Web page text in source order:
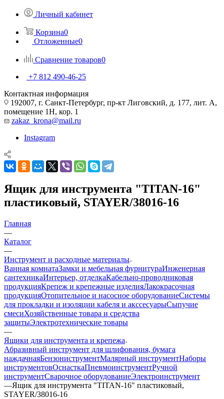
Личный кабинет
Корзина0
Отложенные0
Сравнение товаров0
+7 812 490-46-25
Контактная информация
192007, г. Санкт-Петербург, пр-кт Лиговский, д. 177, лит. А,
помещение 1Н, кор. 1
zakaz_krona@mail.ru
Instagram
Ящик для инструмента "TITAN-16"
пластиковый, STAYER/38016-16
Главная
—
Каталог
—
Инструмент и расходные материалы
Ванная комнатаЗамки и мебельная фурнитураИнженерная
сантехникаИнтерьер, отделкаКабельно-проводниковая
продукцияКрепеж и крепежные изделияЛакокрасочная
продукцияОтопительное и насосное оборудованиеСистемы
для прокладки и изоляции кабеля и акссесуарыСыпучие
смесиХозяйственные товара и средства
защитыЭлектротехнические товары
—
Ящики для инструмента и крепежа
Абразивный инструмент для шлифования, бумага
наждачнаяБензониструментМалярный инструментНаборы
инструментовОснасткаПневмоинструментРучной
инструментСварочное оборудованиеЭлектроинструмент
—Ящик для инструмента "TITAN-16" пластиковый,
STAYER/38016-16